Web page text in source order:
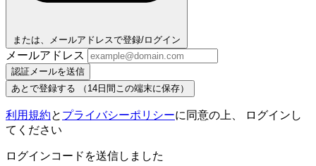
または、メールアドレスで登録/ログイン
メールアドレス
認証メールを送信
あとで登録する
（14日間この端末に保存）
利用規約と プライバシーポリシーに同意の上、 ログインし
てください
ログインコードを送信しました